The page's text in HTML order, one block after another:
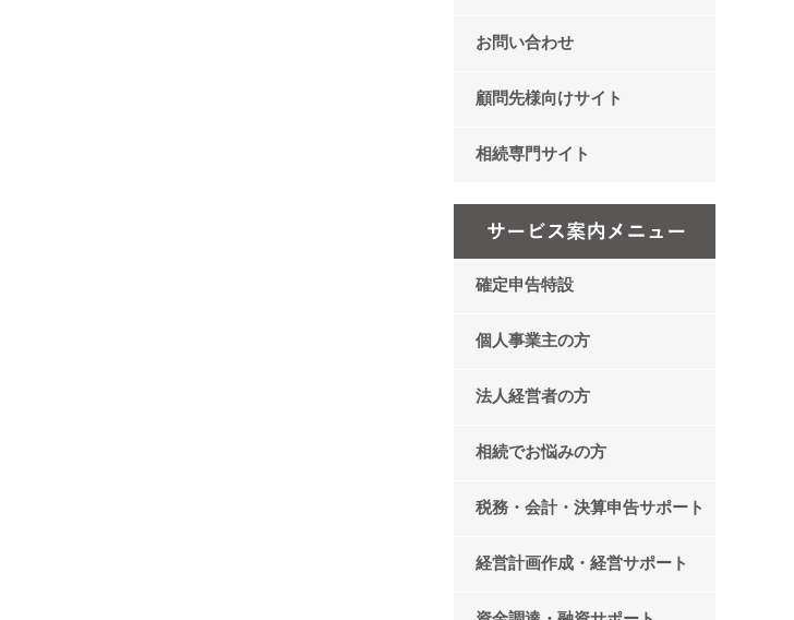
お問い合わせ
顧問先様向けサイト
相続専門サイト
確定申告特設
個人事業主の方
法人経営者の方
相続でお悩みの方
税務・会計・決算申告サポート
経営計画作成・経営サポート